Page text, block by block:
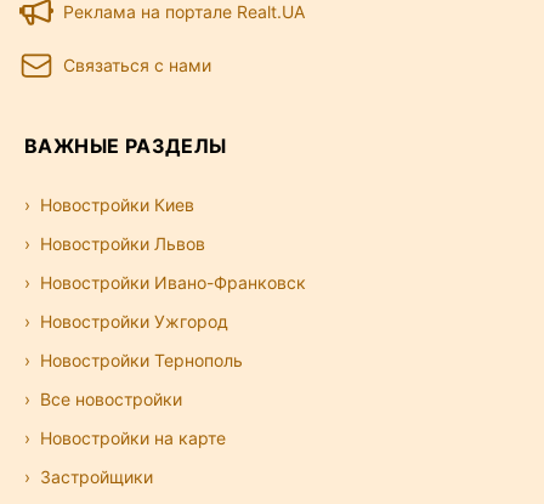
Реклама на портале Realt.UA
Связаться с нами
ВАЖНЫЕ РАЗДЕЛЫ
Новостройки Киев
Новостройки Львов
Новостройки Ивано-Франковск
Новостройки Ужгород
Новостройки Тернополь
Все новостройки
Новостройки на карте
Застройщики